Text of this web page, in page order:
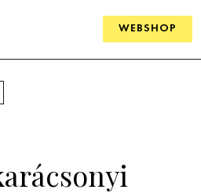
WEBSHOP